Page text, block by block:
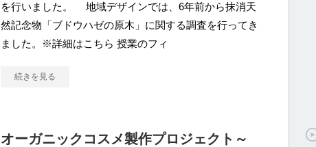
を行いました。 地域デザインでは、6年前から抹消天
然記念物「ブドウハゼの原木」に関する調査を行ってき
ました。※詳細はこちら 授業のフィ
続きを見る
オーガニックコスメ製作プロジェクト～